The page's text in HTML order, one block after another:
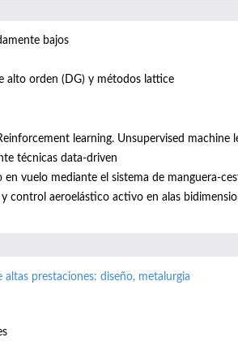
bajos
alto orden (DG) y métodos lattice
learning. Unsupervised machine
técnicas data-driven
vuelo mediante el sistema de manguera-
control aeroelástico activo en alas
prestaciones: diseño, metalurgia